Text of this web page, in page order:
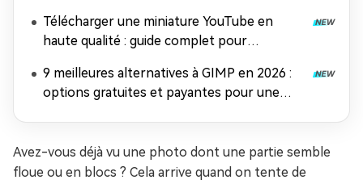
Télécharger une miniature YouTube en
haute qualité : guide complet pour
9 meilleures alternatives à GIMP en 2026 :
options gratuites et payantes pour une
Avez-vous déjà vu une photo dont une partie semble
floue ou en blocs ? Cela arrive quand on tente de